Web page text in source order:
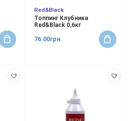
Red&Black
Топпинг Клубника
Red&Black 0,6кг
76.00грн.